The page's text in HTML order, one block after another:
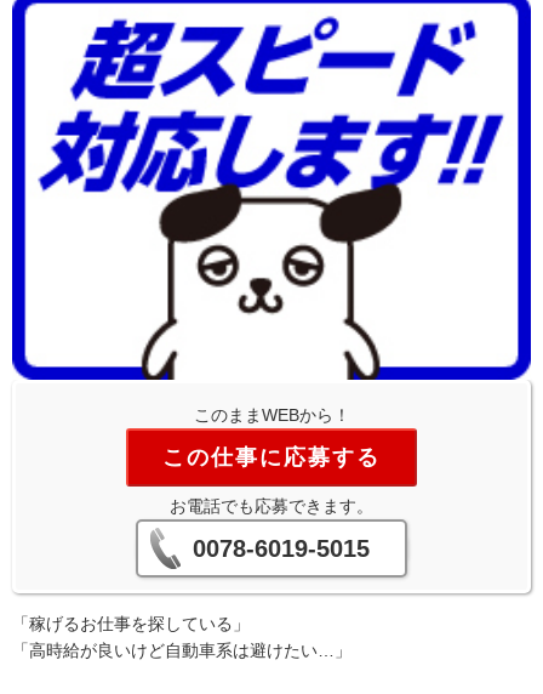
このままWEBから！
この仕事に応募する
お電話でも応募できます。
0078-6019-5015
「稼げるお仕事を探している」
「高時給が良いけど自動車系は避けたい…」